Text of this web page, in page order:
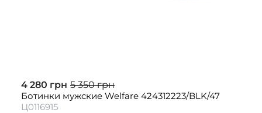
4 280 грн 5 350 грн
Ботинки мужские Welfare 424312223/BLK/47
Ц0116915